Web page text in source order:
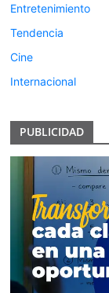
Entretenimiento
Tendencia
Cine
Internacional
PUBLICIDAD